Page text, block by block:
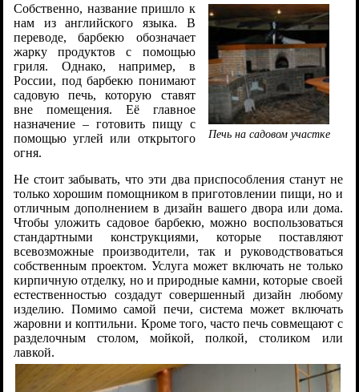
Печь на садовом участке
Собственно, название пришло к
нам из английского языка. В
переводе, барбекю обозначает
жарку продуктов с помощью
гриля. Однако, например, в
России, под барбекю понимают
садовую печь, которую ставят
вне помещения. Её главное
назначение – готовить пищу с
помощью углей или открытого
огня.
Не стоит забывать, что эти два приспособления станут не
только хорошим помощником в приготовлении пищи, но и
отличным дополнением в дизайн вашего двора или дома.
Чтобы уложить садовое барбекю, можно воспользоваться
стандартными конструкциями, которые поставляют
всевозможные производители, так и руководствоваться
собственным проектом. Услуга может включать не только
кирпичную отделку, но и природные камни, которые своей
естественностью создадут совершенный дизайн любому
изделию. Помимо самой печи, система может включать
жаровни и коптильни. Кроме того, часто печь совмещают с
разделочным столом, мойкой, полкой, столиком или
лавкой.